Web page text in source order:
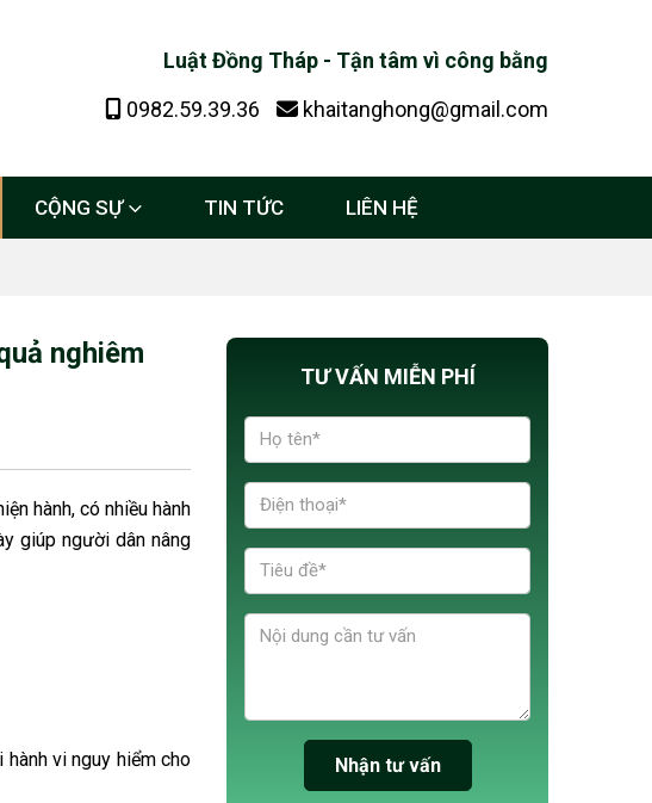
Luật Đồng Tháp - Tận tâm vì công bằng
0982.59.39.36
khaitanghong@gmail.com
CỘNG SỰ TIN TỨC LIÊN HỆ
nghiêm
hành, có nhiều hành
giúp người dân nâng
vi nguy hiểm cho
TƯ VẤN MIỄN PHÍ